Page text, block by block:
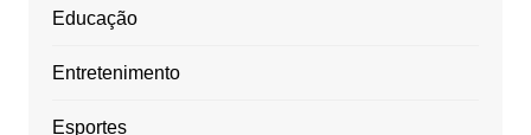
Educação
Entretenimento
Esportes